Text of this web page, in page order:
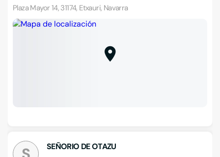
Plaza Mayor 14, 31174, Etxauri, Navarra
SEÑORIO DE OTAZU